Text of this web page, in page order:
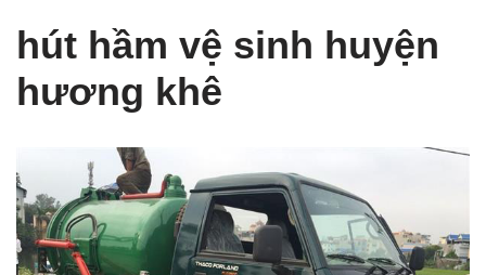
hút hầm vệ sinh huyện
hương khê